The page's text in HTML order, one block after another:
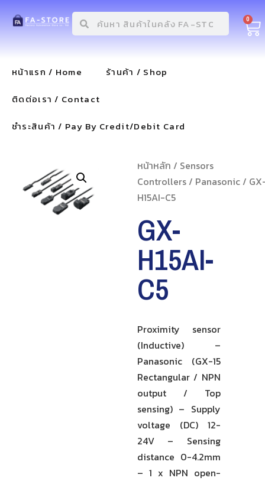
0
หน้าแรก / Home
ร้านค้า / Shop
ติดต่อเรา / Contact
ชำระสินค้า / Pay By Credit/Debit Card
หน้าหลัก / Sensors
Controllers/ Panasonic/
H15AI-C5
GX-
H15AI-
C5
Proximity sensor
(Inductive) –
Panasonic (GX-15
Rectangular / NPN
output / Top
sensing) – Supply
voltage (DC) 12-
24V – Sensing
distance 0-4.2mm
– 1 x NPN open-